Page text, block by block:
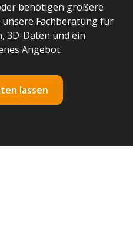
benötigen größere
Fachberatung für
3D-Daten und ein
Angebot.
lassen